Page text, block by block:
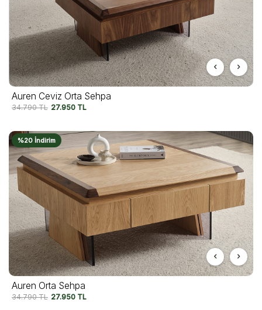
Auren Ceviz Orta Sehpa
34.790TL 27.950 TL
%20 İndirim
Auren Orta Sehpa
34.790TL 27.950 TL